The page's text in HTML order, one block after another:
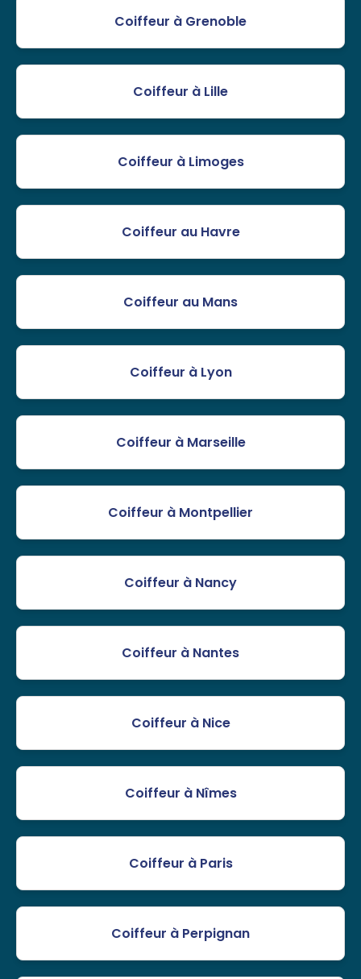
Coiffeur à Grenoble
Coiffeur à Lille
Coiffeur à Limoges
Coiffeur au Havre
Coiffeur au Mans
Coiffeur à Lyon
Coiffeur à Marseille
Coiffeur à Montpellier
Coiffeur à Nancy
Coiffeur à Nantes
Coiffeur à Nice
Coiffeur à Nîmes
Coiffeur à Paris
Coiffeur à Perpignan